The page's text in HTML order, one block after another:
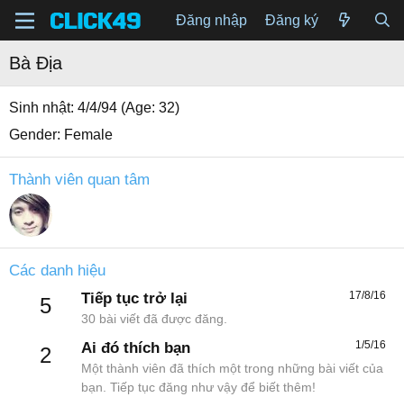
Đăng nhập Đăng ký
Bà Địa
Sinh nhật 4/4/94 (Age: 32)
Gender Female
Thành viên quan tâm
Các danh hiệu
5 17/8/16
Tiếp tục trở lại
30 bài viết đã được đăng.
2 1/5/16
Ai đó thích bạn
Một thành viên đã thích một trong những bài viết của
bạn. Tiếp tục đăng như vậy để biết thêm!